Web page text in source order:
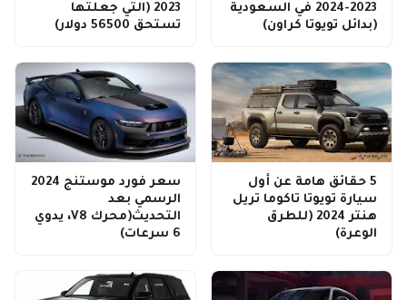
2023-2024 في السعودية
(بدائل تويوتا كراون)
2023 (التي جعلتها
تستحق 56500 دولار)
5 حقائق هامة عن أول
سيارة تويوتا تاكوما تريل
هنتر 2024 (للطرق
الوعرة)
سعر فورد موستنج 2024
الرسمي بعد
التحديث(محرك V8، يدوي
6 سرعات)